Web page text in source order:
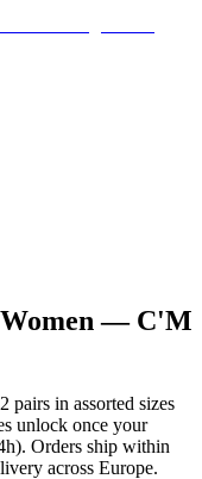
Women — C'M
pairs in assorted sizes
unlock once your
Orders ship within
across Europe.